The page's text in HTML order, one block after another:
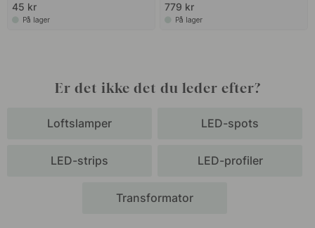
45 kr
På lager
779 kr
På lager
Er det ikke det du leder efter?
Loftslamper LED-spots
LED-strips LED-profiler
Transformator